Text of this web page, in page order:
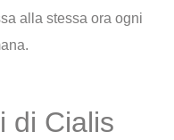
alla stessa ora ogni
di Cialis